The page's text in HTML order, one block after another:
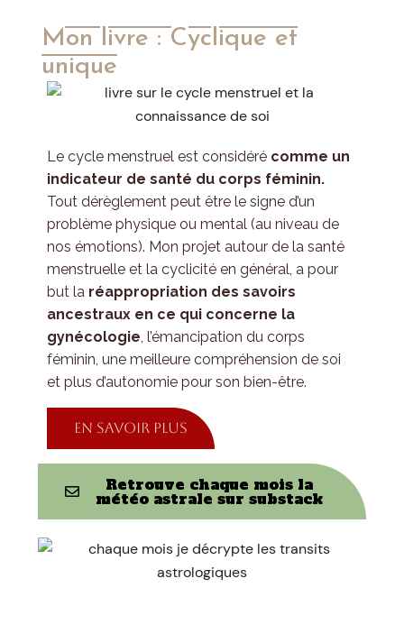
Mon livre : Cyclique et
unique
Le cycle menstruel est considéré comme un
indicateur de santé du corps féminin.
Tout dérèglement peut être le signe d’un
problème physique ou mental (au niveau de
nos émotions). Mon projet autour de la santé
menstruelle et la cyclicité en général, a pour
but la réappropriation des savoirs
ancestraux en ce qui concerne la
gynécologie , l’émancipation du corps
féminin, une meilleure compréhension de soi
et plus d’autonomie pour son bien-être.
en savoir plus
Retrouve chaque mois la
météo astrale sur substack